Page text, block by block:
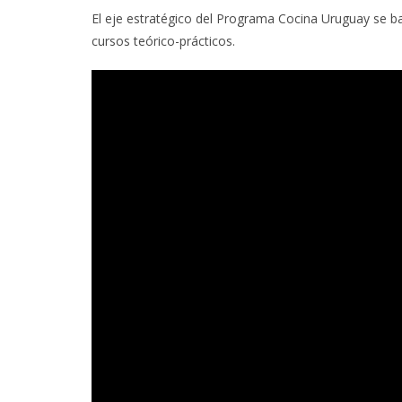
El eje estratégico del Programa Cocina Uruguay se
cursos teórico-prácticos.